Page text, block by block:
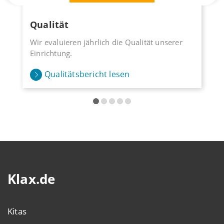
Qualität
Wir evaluieren jährlich die Qualität unserer
Einrichtung.
Qualitätsbericht lesen
Klax.de
Kitas